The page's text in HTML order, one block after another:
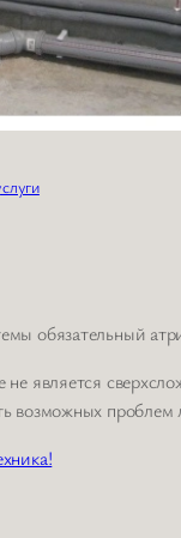
обязательный
является
возможных